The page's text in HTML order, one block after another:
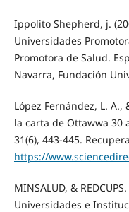
Ippolito Shepherd, j.
Universidades
Promotora de Salud.
Navarra, Fundación
López Fernández, L. A.,
la carta de Ottawwa 30
31(6), 443-445.
https://
MINSALUD, &
Universidades e